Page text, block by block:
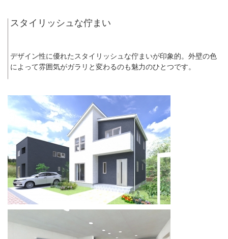
スタイリッシュな佇まい
デザイン性に優れたスタイリッシュな佇まいが印象的。外壁の色
によって雰囲気がガラリと変わるのも魅力のひとつです。